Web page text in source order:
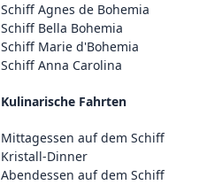
Schiff Agnes de Bohemia
Schiff Bella Bohemia
Schiff Marie d'Bohemia
Schiff Anna Carolina
Kulinarische Fahrten
Mittagessen auf dem Schiff
Kristall-Dinner
Abendessen auf dem Schiff